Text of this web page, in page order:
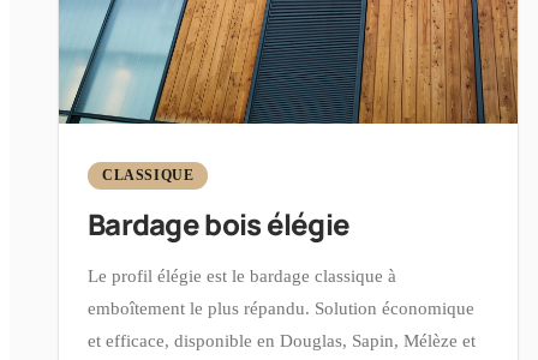
CLASSIQUE
Bardage bois élégie
Le profil élégie est le bardage classique à
emboîtement le plus répandu. Solution économique
et efficace, disponible en Douglas, Sapin, Mélèze et